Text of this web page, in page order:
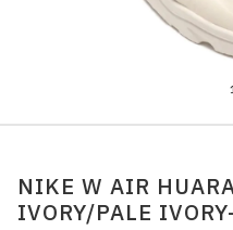
アディダス ピックアップ
ライフスタイルランニング
アディダス ピックアップ
ライフスタイルランニング
すべてのウェア
1
NIKE W AIR
IVORY/PALE